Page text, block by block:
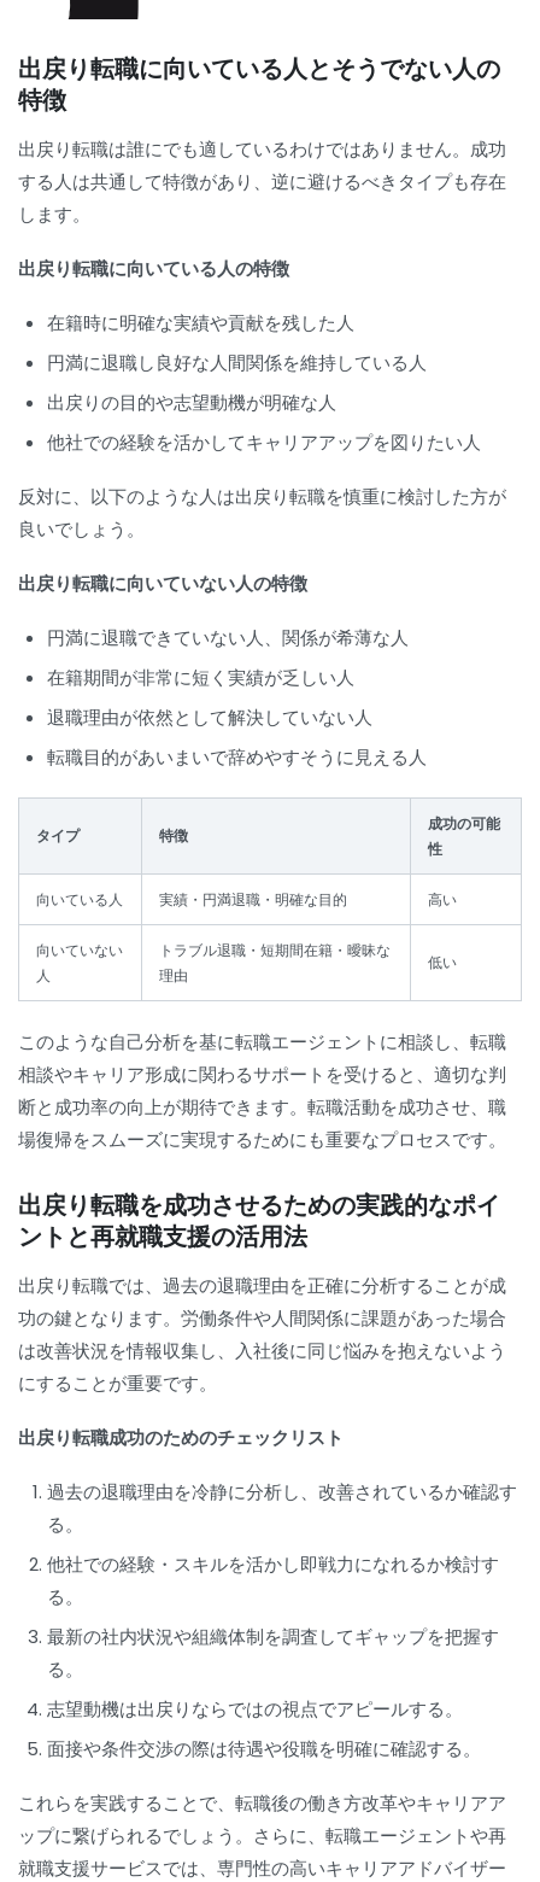
出戻り転職に向いている人とそうでない人の
特徴
出戻り転職は誰にでも適しているわけではありません。成功
する人は共通して特徴があり、逆に避けるべきタイプも存在
します。
出戻り転職に向いている人の特徴
在籍時に明確な実績や貢献を残した人
円満に退職し良好な人間関係を維持している人
出戻りの目的や志望動機が明確な人
他社での経験を活かしてキャリアアップを図りたい人
反対に、以下のような人は出戻り転職を慎重に検討した方が
良いでしょう。
出戻り転職に向いていない人の特徴
円満に退職できていない人、関係が希薄な人
在籍期間が非常に短く実績が乏しい人
退職理由が依然として解決していない人
転職目的があいまいで辞めやすそうに見える人
タイプ 特徴
成功の可能
性
向いている人 実績・円満退職・明確な目的 高い
向いていない
人
トラブル退職・短期間在籍・曖昧な
理由
低い
このような自己分析を基に転職エージェントに相談し、転職
相談やキャリア形成に関わるサポートを受けると、適切な判
断と成功率の向上が期待できます。転職活動を成功させ、職
場復帰をスムーズに実現するためにも重要なプロセスです。
出戻り転職を成功させるための実践的なポイ
ントと再就職支援の活用法
出戻り転職では、過去の退職理由を正確に分析することが成
功の鍵となります。労働条件や人間関係に課題があった場合
は改善状況を情報収集し、入社後に同じ悩みを抱えないよう
にすることが重要です。
出戻り転職成功のためのチェックリスト
過去の退職理由を冷静に分析し、改善されているか確認す
る。
他社での経験・スキルを活かし即戦力になれるか検討す
る。
最新の社内状況や組織体制を調査してギャップを把握す
る。
志望動機は出戻りならではの視点でアピールする。
面接や条件交渉の際は待遇や役職を明確に確認する。
これらを実践することで、転職後の働き方改革やキャリアア
ップに繋げられるでしょう。さらに、転職エージェントや再
就職支援サービスでは、専門性の高いキャリアアドバイザー